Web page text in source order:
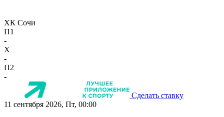
ХК Сочи
П1
-
X
-
П2
-
Сделать ставку
11 сентября 2026, Пт, 00:00